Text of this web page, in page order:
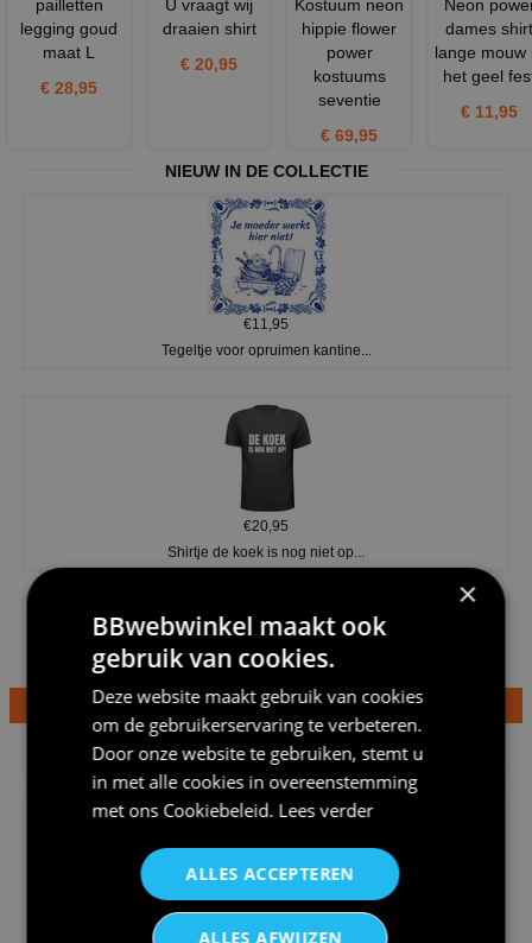
pailletten
legging goud
maat L
€ 28,95
U vraagt wij
draaien shirt
€ 20,95
Kostuum neon
hippie flower
power
kostuums
seventie
€ 69,95
Neon
dames shirt
lange mouw
het geel
€ 11,95
NIEUW IN DE COLLECTIE
€11,95
Tegeltje voor opruimen kantine...
€20,95
Shirtje de koek is nog niet op...
€24,95
Dames v hals t-shirt prinses v...
€24,95
×
BBwebwinkel maakt ook
gebruik van cookies.
Deze website maakt gebruik van cookies
om de gebruikerservaring te verbeteren.
Door onze website te gebruiken, stemt u
in met alle cookies in overeenstemming
met ons Cookiebeleid. Lees verder
ALLES ACCEPTEREN
ALLES AFWIJZEN